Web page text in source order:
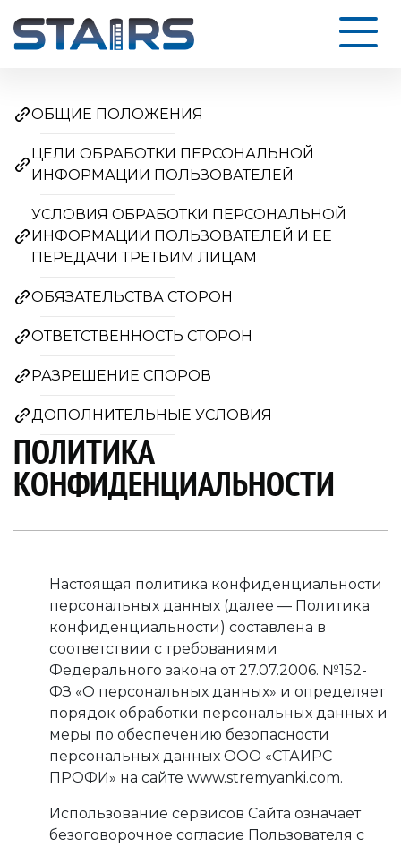
ОБЩИЕ ПОЛОЖЕНИЯ
ЦЕЛИ ОБРАБОТКИ ПЕРСОНАЛЬНОЙ
ИНФОРМАЦИИ ПОЛЬЗОВАТЕЛЕЙ
УСЛОВИЯ ОБРАБОТКИ ПЕРСОНАЛЬНОЙ
ИНФОРМАЦИИ ПОЛЬЗОВАТЕЛЕЙ И ЕЕ
ПЕРЕДАЧИ ТРЕТЬИМ ЛИЦАМ
ОБЯЗАТЕЛЬСТВА СТОРОН
ОТВЕТСТВЕННОСТЬ СТОРОН
РАЗРЕШЕНИЕ СПОРОВ
ДОПОЛНИТЕЛЬНЫЕ УСЛОВИЯ
ПОЛИТИКА
КОНФИДЕНЦИАЛЬНОСТИ
Настоящая политика конфиденциальности
персональных данных (далее — Политика
конфиденциальности) составлена в
соответствии с требованиями
Федерального закона от 27.07.2006. №152-
ФЗ «О персональных данных» и определяет
порядок обработки персональных данных и
меры по обеспечению безопасности
персональных данных ООО «СТАИРС
ПРОФИ» на сайте www.stremyanki.com.
Использование сервисов Сайта означает
безоговорочное согласие Пользователя с